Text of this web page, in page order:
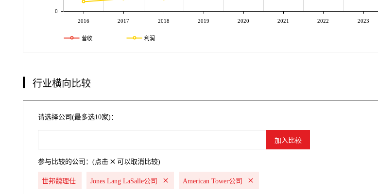
2016 2017 2018 2019 2020 2021 2022 2023
0
营收 利润
行业横向比较
请选择公司(最多选10家)：
参与比较的公司：(点击 可以取消比较)
世邦魏理仕 Jones Lang LaSalle公司 American Tower公司